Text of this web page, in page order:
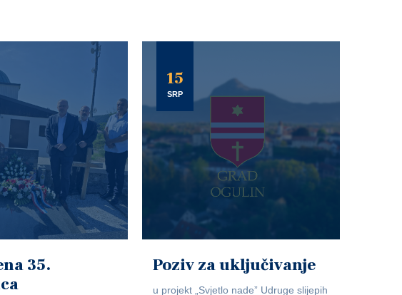
35.
15
SRP
Poziv za uključivanje
u projekt „Svjetlo nade” Udruge slijepih